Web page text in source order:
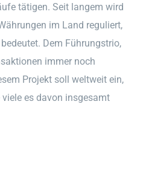
tätigen. Seit langem wird
im Land reguliert,
Dem Führungstrio,
immer noch
Projekt soll weltweit ein,
es davon insgesamt